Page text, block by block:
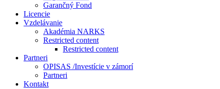
Garančný Fond
Licencie
Vzdelávanie
Akadémia NARKS
Restricted content
Restricted content
Partneri
OPISAS /Investície v zámorí
Partneri
Kontakt